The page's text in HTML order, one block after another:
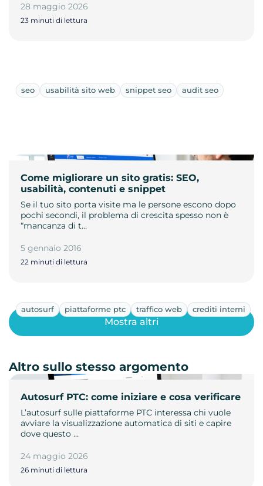
28 maggio 2026
23 minuti di lettura
seo usabilità sito web snippet seo audit seo
Come migliorare un sito gratis: SEO,
usabilità, contenuti e snippet
Se il tuo sito porta visite ma le persone escono dopo
pochi secondi, il problema di crescita spesso non è
“mancanza di t…
5 gennaio 2016
22 minuti di lettura
autosurf piattaforme ptc traffico web crediti interni
Autosurf PTC: come iniziare e cosa verificare
L’autosurf sulle piattaforme PTC interessa chi vuole
avviare la visualizzazione automatica di siti e capire
dove questo …
24 maggio 2026
26 minuti di lettura
Mostra altri
Altro sullo stesso argomento